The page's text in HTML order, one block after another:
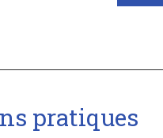
pratiques